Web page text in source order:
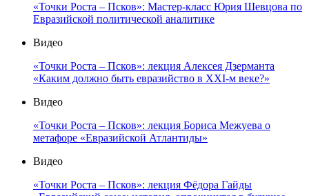
«Точки Роста – Псков»: Мастер-класс Юрия Шевцова по
Евразийской политической аналитике
Видео
«Точки Роста – Псков»: лекция Алексея Дзерманта
«Каким должно быть евразийство в XXI-м веке?»
Видео
«Точки Роста – Псков»: лекция Бориса Межуева о
метафоре «Евразийской Атлантиды»
Видео
«Точки Роста – Псков»: лекция Фёдора Гайды